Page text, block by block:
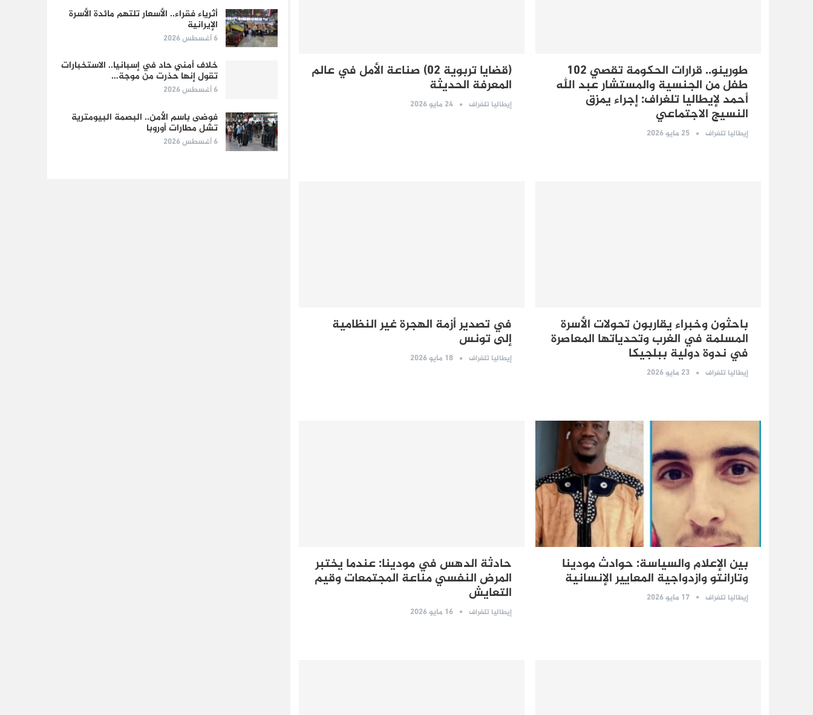
طورينو.. قرارات الحكومة تقصي 102
طفل من الجنسية والمستشار عبد الله
أحمد لإيطاليا تلغراف: إجراء يمزق
النسيج الاجتماعي
إيطاليا تلغراف 25 مايو 2026
(قضايا تربوية 02) صناعة الأمل في عالم
المعرفة الحديثة
إيطاليا تلغراف 24 مايو 2026
باحثون وخبراء يقاربون تحولات الأسرة
المسلمة في الغرب وتحدياتها المعاصرة
في ندوة دولية ببلجيكا
إيطاليا تلغراف 23 مايو 2026
في تصدير أزمة الهجرة غير النظامية
إلى تونس
إيطاليا تلغراف 18 مايو 2026
بين الإعلام والسياسة: حوادث مودينا
وتارانتو وازدواجية المعايير الإنسانية
إيطاليا تلغراف 17 مايو 2026
حادثة الدهس في مودينا: عندما يختبر
المرض النفسي مناعة المجتمعات وقيم
التعايش
إيطاليا تلغراف 16 مايو 2026
أثرياء فقراء.. الأسعار تلتهم مائدة الأسرة
الإيرانية
6 أغسطس 2026
خلاف أمني حاد في إسبانيا.. الاستخبارات
تقول إنها حذرت من موجة…
6 أغسطس 2026
فوضى باسم الأمن.. البصمة البيومترية
تشل مطارات أوروبا
6 أغسطس 2026